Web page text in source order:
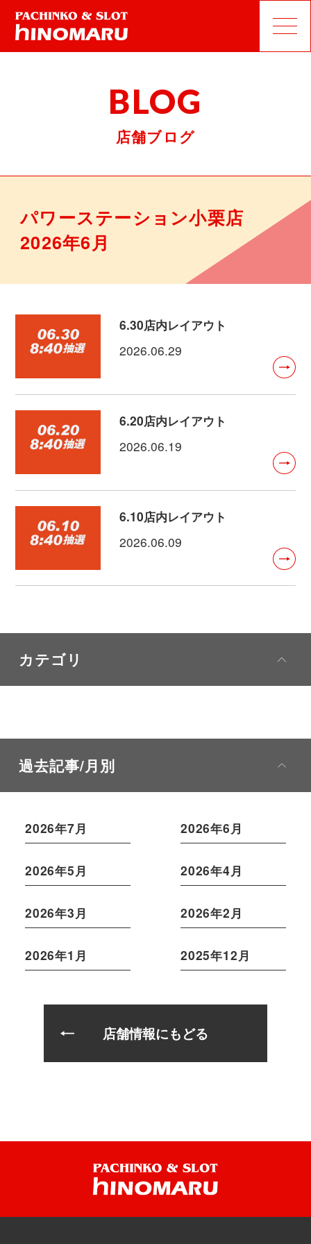
BLOG
店舗ブログ
パワーステーション小栗店
2026年6月
6.30店内レイアウト
2026.06.29
6.20店内レイアウト
2026.06.19
6.10店内レイアウト
2026.06.09
カテゴリ
過去記事/月別
2026年7月 2026年6月
2026年5月 2026年4月
2026年3月 2026年2月
2026年1月 2025年12月
店舗情報にもどる